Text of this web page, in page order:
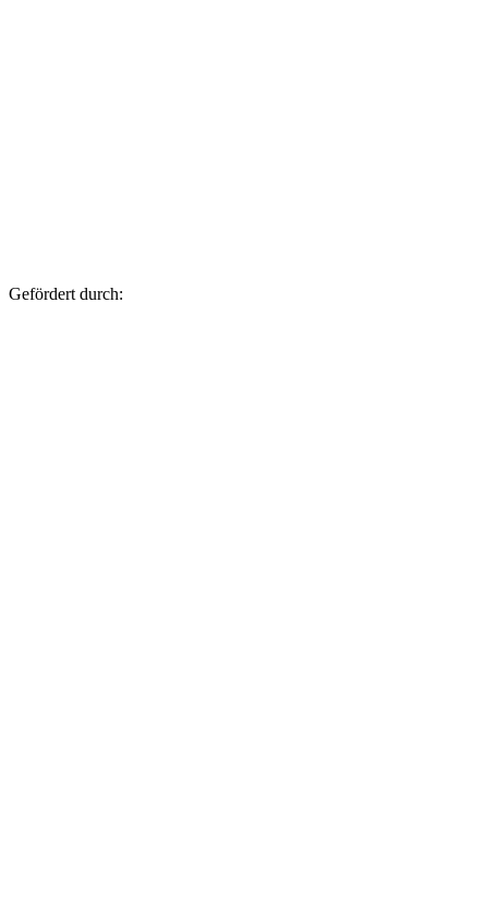
Gefördert durch: